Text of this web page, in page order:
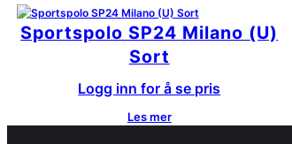
Sportspolo SP24 Milano (U)
Sort
Logg inn for å se pris
Les mer